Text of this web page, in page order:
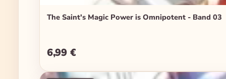
The Saint's Magic Power is Omnipotent - Band 03
Regulärer Preis:
6,99 €